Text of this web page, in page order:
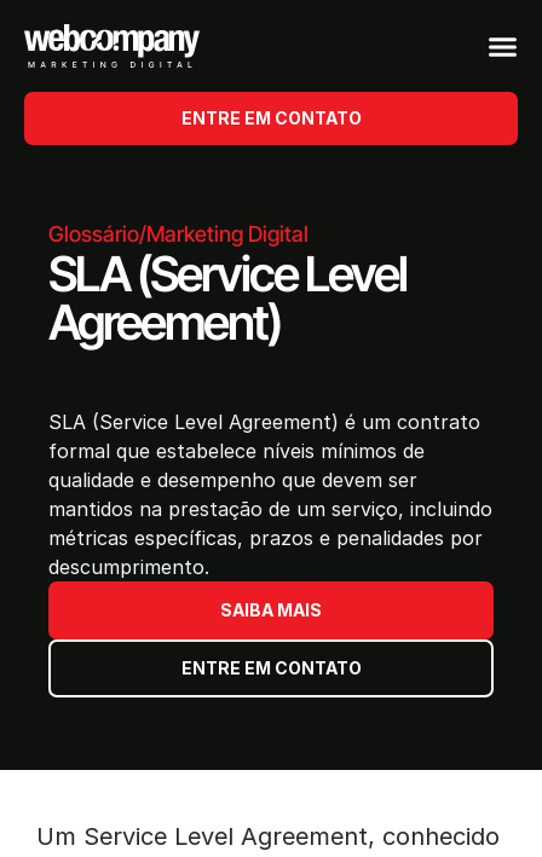
ENTRE EM CONTATO
Glossário/Marketing Digital
SLA (Service Level
Agreement)
SLA (Service Level Agreement) é um contrato
formal que estabelece níveis mínimos de
qualidade e desempenho que devem ser
mantidos na prestação de um serviço, incluindo
métricas específicas, prazos e penalidades por
descumprimento.
SAIBA MAIS
ENTRE EM CONTATO
Um Service Level Agreement, conhecido